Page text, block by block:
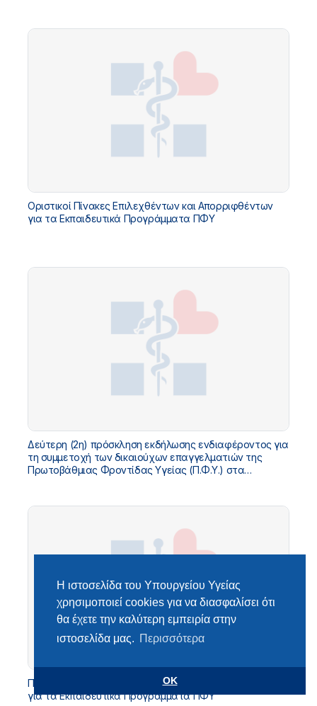
Η ιστοσελίδα του Υπουργείου Υγείας
χρησιμοποιεί cookies για να διασφαλίσει ότι
θα έχετε την καλύτερη εμπειρία στην
ιστοσελίδα μας. Περισσότερα
OK
Οριστικοί Πίνακες Επιλεχθέντων και Απορριφθέντων
για τα Εκπαιδευτικά Προγράμματα ΠΦΥ
Δεύτερη (2η) πρόσκληση εκδήλωσης ενδιαφέροντος για
τη συμμετοχή των δικαιούχων επαγγελματιών της
Πρωτοβάθμιας Φροντίδας Υγείας (Π.Φ.Υ.) στα
Προσωρινοί Πίνακες Επιλεχθέντων και Απορριφθέντων
για τα Εκπαιδευτικά Προγράμματα ΠΦΥ